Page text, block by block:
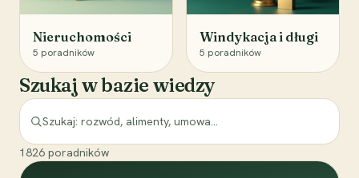
Nieruchomości
5 poradników
Windykacja i długi
5 poradników
Szukaj w bazie wiedzy
1826 poradników